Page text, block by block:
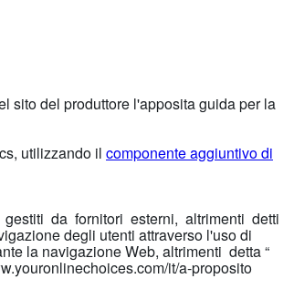
sito del produttore l'apposita guida per la
utilizzando il componente aggiuntivo di
da fornitori esterni, altrimenti detti
degli utenti attraverso l'uso di
la navigazione Web, altrimenti detta “
it/a-proposito